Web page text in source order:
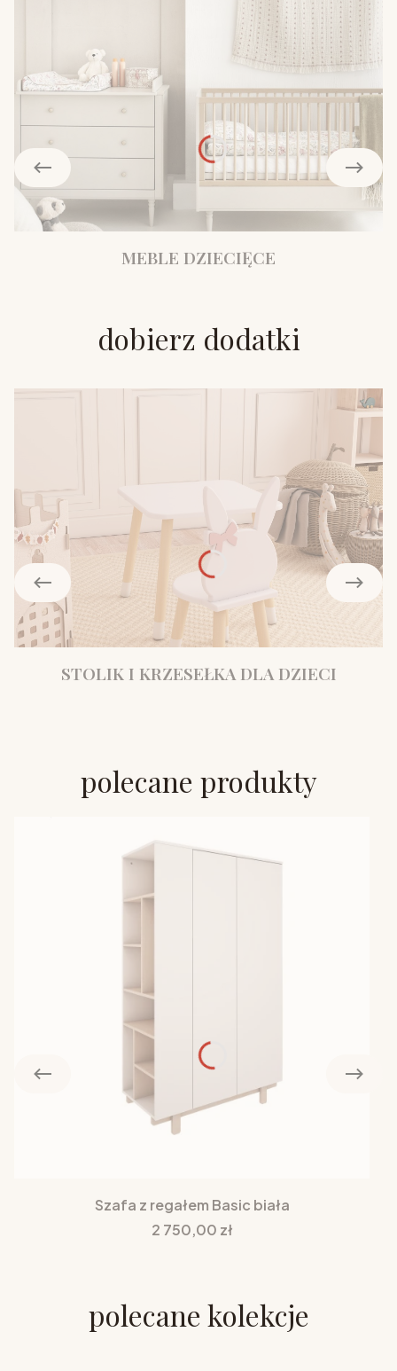
MEBLE DZIECIĘCE
dobierz dodatki
STOLIK I KRZESEŁKA DLA DZIECI
polecane produkty
Szafa z regałem Basic biała
Cena
2 750,00 zł
polecane kolekcje